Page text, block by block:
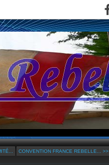
CONVENTION FRANCE REBELLE... >>